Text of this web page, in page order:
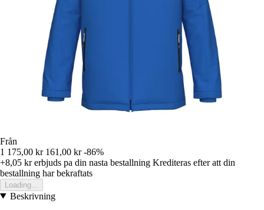
Från
1 175,00 kr 161,00 kr -86%
+8,05 krerbjuds pa din nasta bestallning Krediteras efter att din
bestallning har bekraftats
Loading...
Beskrivning